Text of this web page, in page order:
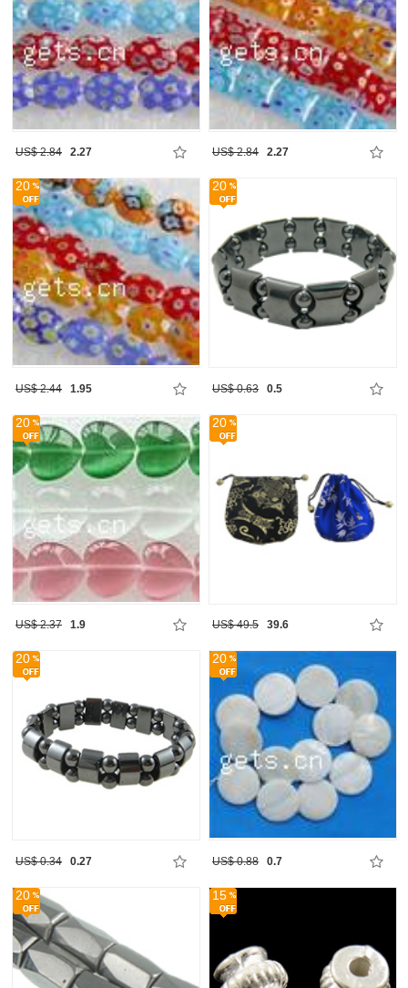
US$ 2.84 2.27 US$ 2.84 2.27
20
US$ 2.44 1.95
20
US$ 0.63 0.5
20
US$ 2.37 1.9
20
US$ 49.5 39.6
20
US$ 0.34 0.27
20
US$ 0.88 0.7
20 15